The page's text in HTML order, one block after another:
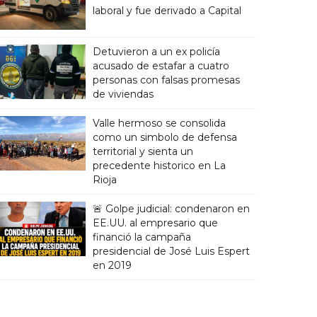
laboral y fue derivado a Capital
Detuvieron a un ex policía
acusado de estafar a cuatro
personas con falsas promesas
de viviendas
Valle hermoso se consolida
como un simbolo de defensa
territorial y sienta un
precedente historico en La
Rioja
🚨 Golpe judicial: condenaron en
EE.UU. al empresario que
financió la campaña
presidencial de José Luis Espert
en 2019